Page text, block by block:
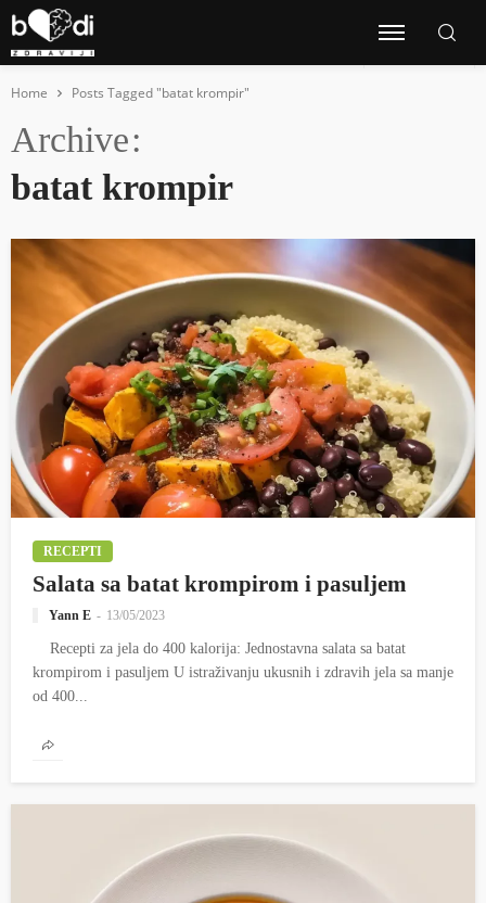
Home Posts Tagged "batat krompir"
Archive
batat krompir
RECEPTI
Salata sa batat krompirom i pasuljem
Yann E 13/05/2023
Recepti za jela do 400 kalorija: Jednostavna salata sa batat
krompirom i pasuljem U istraživanju ukusnih i zdravih jela sa manje
od 400...